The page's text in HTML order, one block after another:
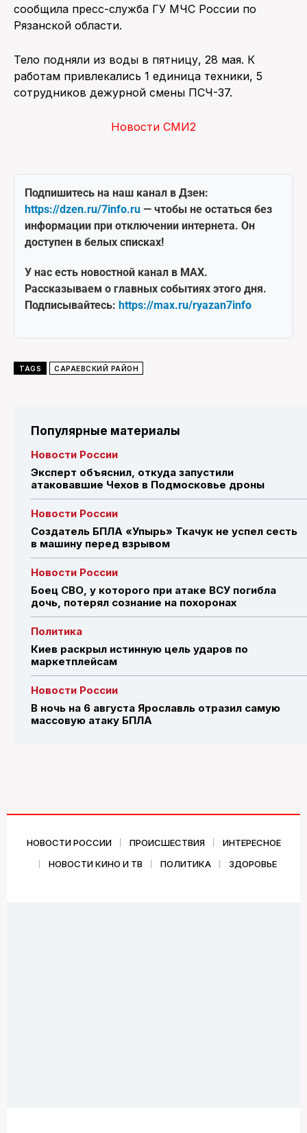
сообщила пресс-служба ГУ МЧС России по
Рязанской области.
Тело подняли из воды в пятницу, 28 мая. К
работам привлекались 1 единица техники, 5
сотрудников дежурной смены ПСЧ-37.
Новости СМИ2
Подпишитесь на наш канал в Дзен:
https://dzen.ru/7info.ru — чтобы не остаться без
информации при отключении интернета. Он
доступен в белых списках!
У нас есть новостной канал в MAX.
Рассказываем о главных событиях этого дня.
Подписывайтесь: https://max.ru/ryazan7info
TAGS САРАЕВСКИЙ РАЙОН
Популярные материалы
Новости России
Эксперт объяснил, откуда запустили
атаковавшие Чехов в Подмосковье дроны
Новости России
Создатель БПЛА «Упырь» Ткачук не успел сесть
в машину перед взрывом
Новости России
Боец СВО, у которого при атаке ВСУ погибла
дочь, потерял сознание на похоронах
Политика
Киев раскрыл истинную цель ударов по
маркетплейсам
Новости России
В ночь на 6 августа Ярославль отразил самую
массовую атаку БПЛА
НОВОСТИ РОССИИ ПРОИСШЕСТВИЯ
ИНТЕРЕСНОЕ
НОВОСТИ КИНО И ТВ
ПОЛИТИКА ЗДОРОВЬЕ